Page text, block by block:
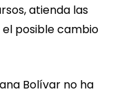
atienda las
posible cambio
Bolívar no ha